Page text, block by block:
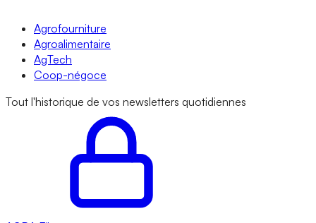
Agrofourniture
Agroalimentaire
AgTech
Coop-négoce
Tout l'historique de vos newsletters quotidiennes